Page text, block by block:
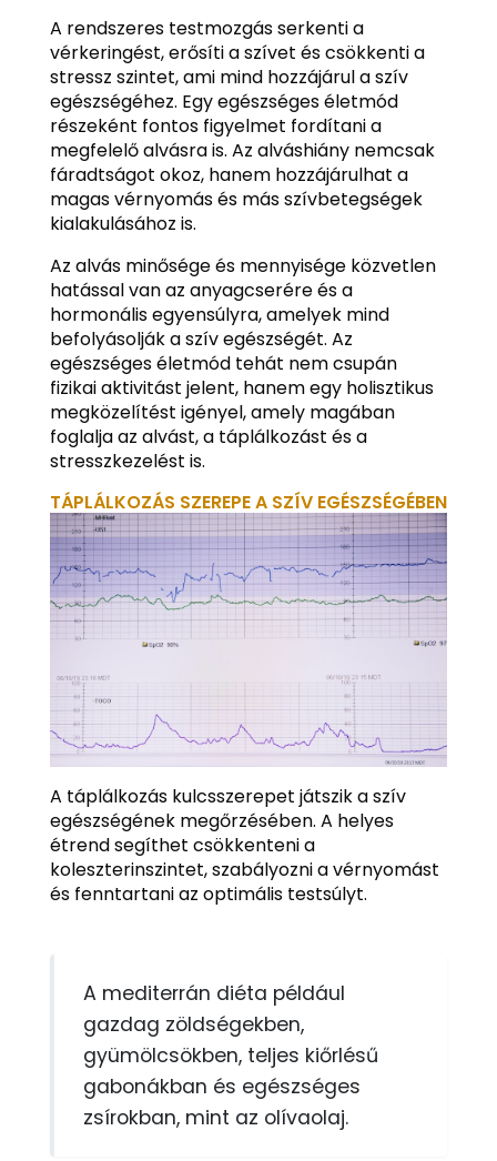
A rendszeres testmozgás serkenti a
vérkeringést, erősíti a szívet és csökkenti a
stressz szintet, ami mind hozzájárul a szív
egészségéhez. Egy egészséges életmód
részeként fontos figyelmet fordítani a
megfelelő alvásra is. Az alváshiány nemcsak
fáradtságot okoz, hanem hozzájárulhat a
magas vérnyomás és más szívbetegségek
kialakulásához is.
Az alvás minősége és mennyisége közvetlen
hatással van az anyagcserére és a
hormonális egyensúlyra, amelyek mind
befolyásolják a szív egészségét. Az
egészséges életmód tehát nem csupán
fizikai aktivitást jelent, hanem egy holisztikus
megközelítést igényel, amely magában
foglalja az alvást, a táplálkozást és a
stresszkezelést is.
TÁPLÁLKOZÁS SZEREPE A SZÍV EGÉSZSÉGÉBEN
A táplálkozás kulcsszerepet játszik a szív
egészségének megőrzésében. A helyes
étrend segíthet csökkenteni a
koleszterinszintet, szabályozni a vérnyomást
és fenntartani az optimális testsúlyt.
A mediterrán diéta például
gazdag zöldségekben,
gyümölcsökben, teljes kiőrlésű
gabonákban és egészséges
zsírokban, mint az olívaolaj.